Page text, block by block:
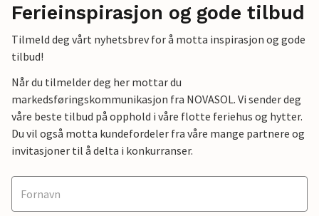
Ferieinspirasjon og gode tilbud
Tilmeld deg vårt nyhetsbrev for å motta inspirasjon og gode
tilbud!
Når du tilmelder deg her mottar du
markedsføringskommunikasjon fra NOVASOL. Vi sender deg
våre beste tilbud på opphold i våre flotte feriehus og hytter.
Du vil også motta kundefordeler fra våre mange partnere og
invitasjoner til å delta i konkurranser.